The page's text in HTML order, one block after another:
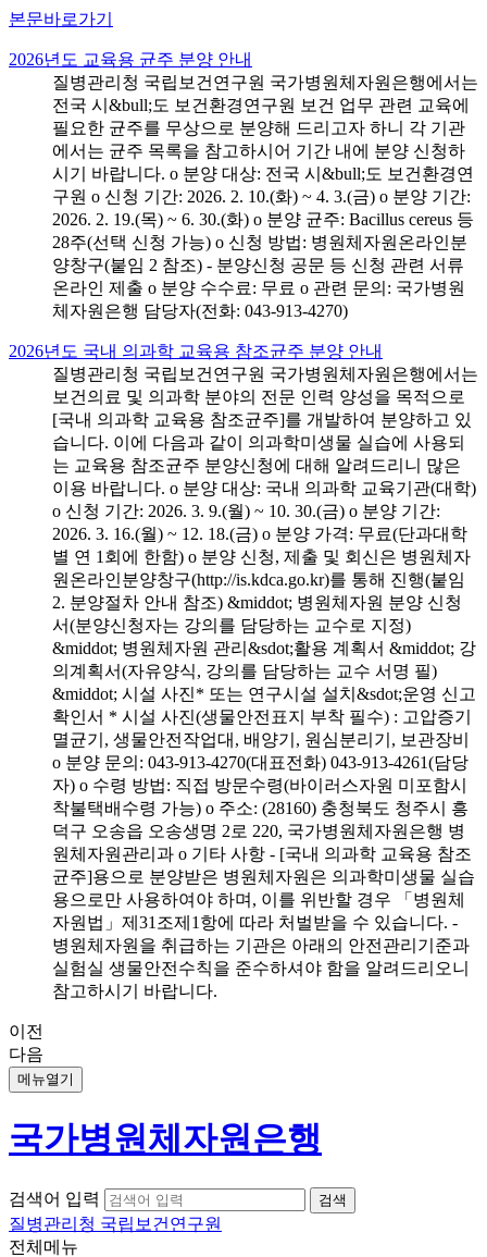
본문바로가기
2026년도 교육용 균주 분양 안내
질병관리청 국립보건연구원 국가병원체자원은행에서는
전국 시&bull;도 보건환경연구원 보건 업무 관련 교육에
필요한 균주를 무상으로 분양해 드리고자 하니 각 기관
에서는 균주 목록을 참고하시어 기간 내에 분양 신청하
시기 바랍니다. o 분양 대상: 전국 시&bull;도 보건환경연
구원 o 신청 기간: 2026. 2. 10.(화) ~ 4. 3.(금) o 분양 기간:
2026. 2. 19.(목) ~ 6. 30.(화) o 분양 균주: Bacillus cereus 등
28주(선택 신청 가능) o 신청 방법: 병원체자원온라인분
양창구(붙임 2 참조) - 분양신청 공문 등 신청 관련 서류
온라인 제출 o 분양 수수료: 무료 o 관련 문의: 국가병원
체자원은행 담당자(전화: 043-913-4270)
2026년도 국내 의과학 교육용 참조균주 분양 안내
질병관리청 국립보건연구원 국가병원체자원은행에서는
보건의료 및 의과학 분야의 전문 인력 양성을 목적으로
[국내 의과학 교육용 참조균주]를 개발하여 분양하고 있
습니다. 이에 다음과 같이 의과학미생물 실습에 사용되
는 교육용 참조균주 분양신청에 대해 알려드리니 많은
이용 바랍니다. o 분양 대상: 국내 의과학 교육기관(대학)
o 신청 기간: 2026. 3. 9.(월) ~ 10. 30.(금) o 분양 기간:
2026. 3. 16.(월) ~ 12. 18.(금) o 분양 가격: 무료(단과대학
별 연 1회에 한함) o 분양 신청, 제출 및 회신은 병원체자
원온라인분양창구(http://is.kdca.go.kr)를 통해 진행(붙임
2. 분양절차 안내 참조) &middot; 병원체자원 분양 신청
서(분양신청자는 강의를 담당하는 교수로 지정)
&middot; 병원체자원 관리&sdot;활용 계획서 &middot; 강
의계획서(자유양식, 강의를 담당하는 교수 서명 필)
&middot; 시설 사진* 또는 연구시설 설치&sdot;운영 신고
확인서 * 시설 사진(생물안전표지 부착 필수) : 고압증기
멸균기, 생물안전작업대, 배양기, 원심분리기, 보관장비
o 분양 문의: 043-913-4270(대표전화) 043-913-4261(담당
자) o 수령 방법: 직접 방문수령(바이러스자원 미포함시
착불택배수령 가능) o 주소: (28160) 충청북도 청주시 흥
덕구 오송읍 오송생명 2로 220, 국가병원체자원은행 병
원체자원관리과 o 기타 사항 - [국내 의과학 교육용 참조
균주]용으로 분양받은 병원체자원은 의과학미생물 실습
용으로만 사용하여야 하며, 이를 위반할 경우 「병원체
자원법」제31조제1항에 따라 처벌받을 수 있습니다. -
병원체자원을 취급하는 기관은 아래의 안전관리기준과
실험실 생물안전수칙을 준수하셔야 함을 알려드리오니
참고하시기 바랍니다.
이전
다음
메뉴열기
국가병원체자원은행
검색어 입력
질병관리청 국립보건연구원
전체메뉴